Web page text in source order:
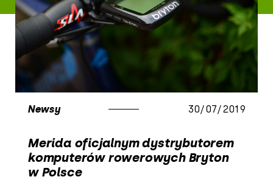
Newsy 30/07/2019
Merida oficjalnym dystrybutorem
komputerów rowerowych Bryton
w Polsce